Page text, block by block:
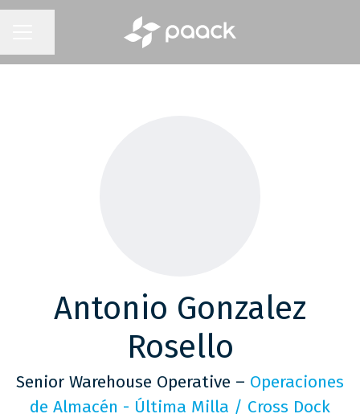
Compartir página
Antonio Gonzalez
Rosello
Senior Warehouse Operative – Operaciones
de Almacén - Última Milla / Cross Dock